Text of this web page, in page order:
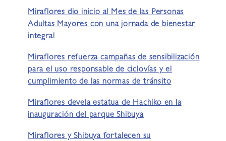
Miraflores dio inicio al Mes de las Personas
Adultas Mayores con una jornada de bienestar
integral
Miraflores refuerza campañas de sensibilización
para el uso responsable de ciclovías y el
cumplimiento de las normas de tránsito
Miraflores devela estatua de Hachiko en la
inauguración del parque Shibuya
Miraflores y Shibuya fortalecen su